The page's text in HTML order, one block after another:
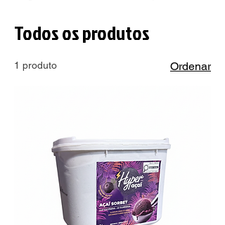
Todos os produtos
1 produto Ordenar